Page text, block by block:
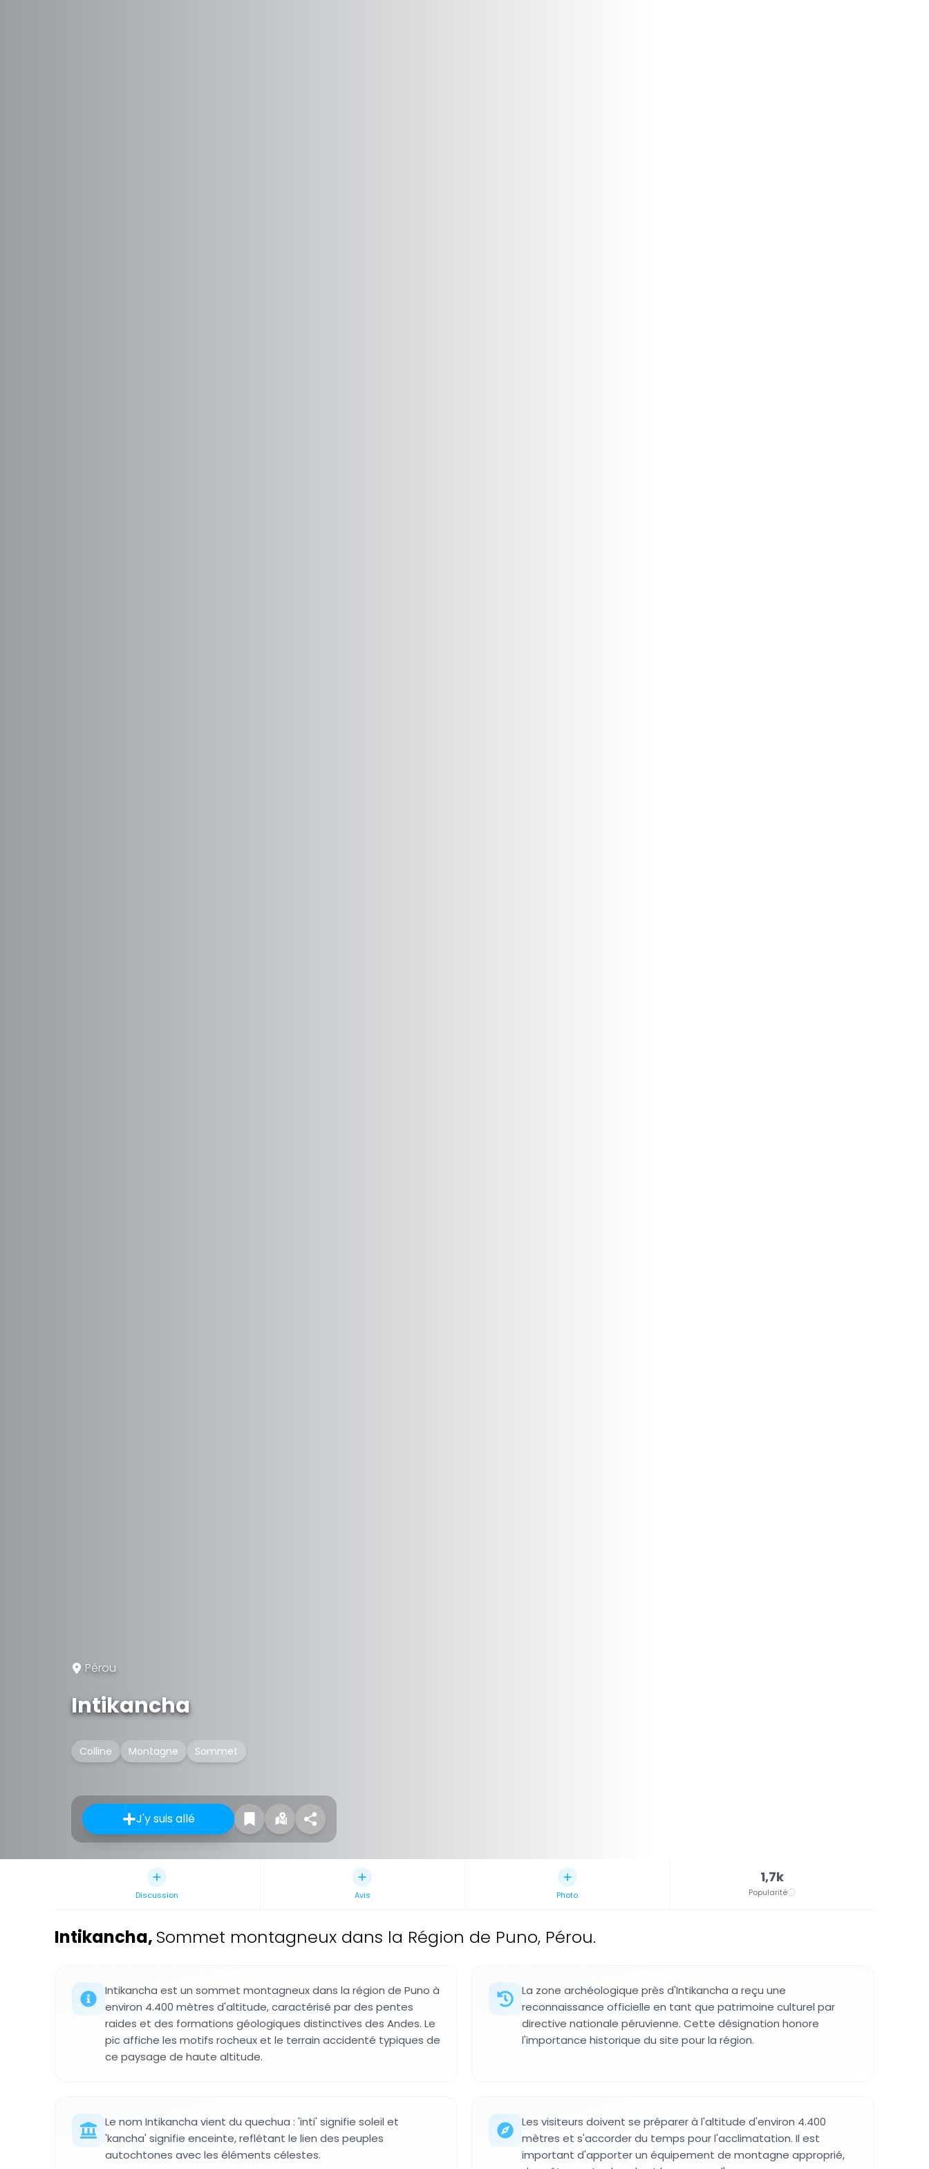
Pérou
Intikancha
Colline Montagne Sommet
J'y suis allé
Discussion Avis Photo
1,7k
Popularité
Intikancha, Sommet montagneux dans la Région de Puno, Pérou.
Intikancha est un sommet montagneux dans la région de Puno à
environ 4.400 mètres d'altitude, caractérisé par des pentes
raides et des formations géologiques distinctives des Andes. Le
pic affiche les motifs rocheux et le terrain accidenté typiques de
ce paysage de haute altitude.
La zone archéologique près d'Intikancha a reçu une
reconnaissance officielle en tant que patrimoine culturel par
directive nationale péruvienne. Cette désignation honore
l'importance historique du site pour la région.
Le nom Intikancha vient du quechua : 'inti' signifie soleil et
'kancha' signifie enceinte, reflétant le lien des peuples
autochtones avec les éléments célestes.
Les visiteurs doivent se préparer à l'altitude d'environ 4.400
mètres et s'accorder du temps pour l'acclimatation. Il est
important d'apporter un équipement de montagne approprié,